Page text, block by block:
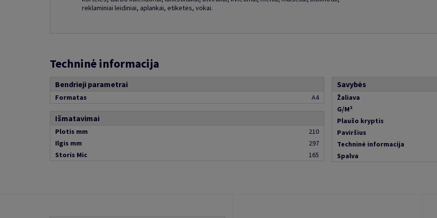
reklaminiai leidiniai, aplankai, etiketės, vokai.
Techninė informacija
Bendrieji parametrai
Formatas A4
Išmatavimai
Plotis mm
210
Ilgis mm
297
Storis Mic
165
Savybės
Žaliava
G/M²
Plaušo kryptis
Paviršius
Techninė informacija
Spalva